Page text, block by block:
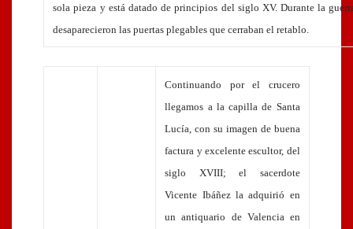
sola pieza y está datado de principios del siglo XV. Durante la
desaparecieron las puertas plegables que cerraban el retablo.
Continuando por el crucero
llegamos a la capilla de Santa
Lucía, con su imagen de buena
factura y excelente escultor, del
siglo XVIII; el sacerdote
Vicente Ibáñez la adquirió en
un antiquario de Valencia en